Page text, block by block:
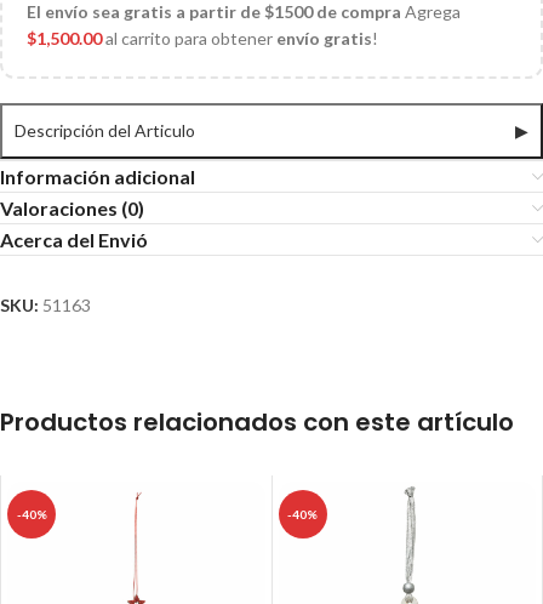
El envío sea gratis a partir de $1500 de compra Agrega
$1,500.00al carrito para obtener envío gratis!
Descripción del Articulo ▶
Información adicional
Valoraciones (0)
Acerca del Envió
SKU: 51163
Productos relacionados con este artículo
-40% -40%